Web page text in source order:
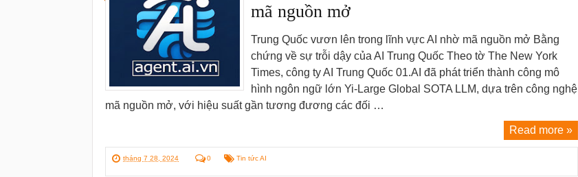
mã nguồn mở
Trung Quốc vươn lên trong lĩnh vực AI nhờ mã nguồn mở Bằng
chứng về sự trỗi dậy của AI Trung Quốc Theo tờ The New York
Times, công ty AI Trung Quốc 01.AI đã phát triển thành công mô
hình ngôn ngữ lớn Yi-Large Global SOTA LLM, dựa trên công nghệ
mã nguồn mở, với hiệu suất gần tương đương các đối …
Read more »
tháng 7 28, 2024 0 Tin tức AI